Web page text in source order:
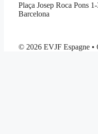
Plaça Josep Roca Pons
Barcelona
© 2026 EVJF Espagne •